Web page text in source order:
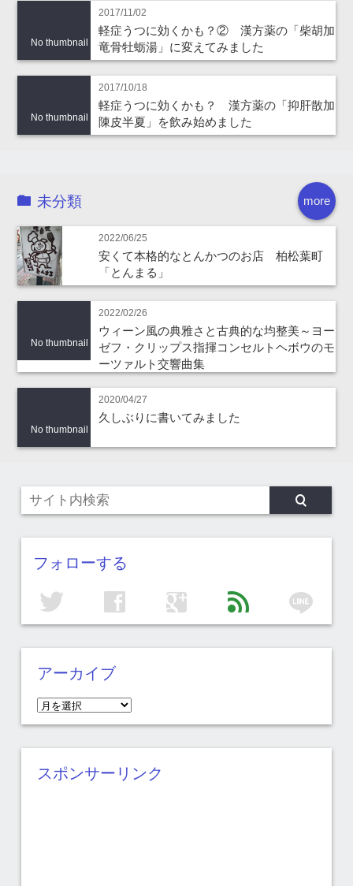
No thumbnail
2017/11/02
軽症うつに効くかも？② 漢方薬の「柴胡加
竜骨牡蛎湯」に変えてみました
No thumbnail
2017/10/18
軽症うつに効くかも？ 漢方薬の「抑肝散加
陳皮半夏」を飲み始めました
more
未分類
2022/06/25
安くて本格的なとんかつのお店 柏松葉町
「とんまる」
No thumbnail
2022/02/26
ウィーン風の典雅さと古典的な均整美～ヨー
ゼフ・クリップス指揮コンセルトヘボウのモ
ーツァルト交響曲集
No thumbnail
2020/04/27
久しぶりに書いてみました
フォローする
twitter facebook google feed line
アーカイブ
ア
ー
カ
イ
スポンサーリンク